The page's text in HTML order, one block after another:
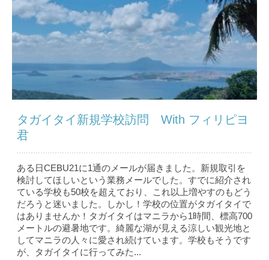
タガイタイ新規学校訪問 With フィリピヨ
君
ある日CEBU21に1通のメールが届きました。新規取引を
検討してほしいという業務メールでした。すでに紹介され
ている学校も50校を超えており、これ以上増やすのもどう
だろうと迷いました。しかし！学校の位置がタガイタイで
はありませんか！タガイタイはマニラから1時間、標高700
メートルの避暑地です。綺麗な湖が見える涼しい観光地と
してマニラの人々に愛され続けています。学校もそうです
が、タガイタイに行ってみた...